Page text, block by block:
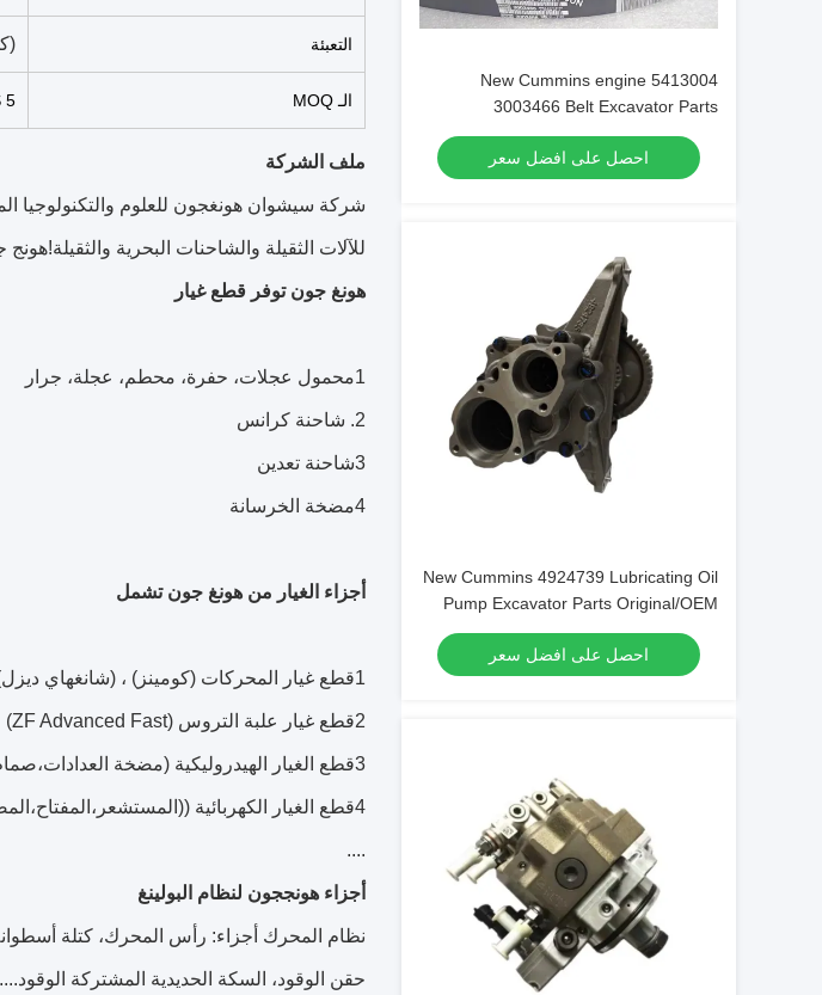
New Cummins engine 5413004
3003466 Belt Excavator Parts
Original/OEM
احصل على افضل سعر
New Cummins 4924739 Lubricating Oil
Pump Excavator Parts Original/OEM
احصل على افضل سعر
التعبئة
الـ MOQ 5 PCS
ملف الشركة
شركة سيشوان هونغجون للعلوم والتكنولوجيا
للآلات الثقيلة والشاحنات البحرية
هونغ جون توفر قطع غيار
1محمول عجلات، حفرة، محطم، عجلة، جرار
2. شاحنة كرانس
3شاحنة تعدين
4مضخة الخرسانة
أجزاء الغيار من هونغ جون تشمل
1قطع غيار المحركات (كومينز) ، (شانغهاي ديزل) ، (كاتربيلر) ، (كوماتسو)
2قطع غيار علبة التروس (ZF Advanced Fast)
3قطع الغيار الهيدروليكية (مضخة العدادات،صمام،أسطوانة،أنبوب)
4قطع الغيار الكهربائية ((المستشعر،المفتاح،المصابيح،لوحة التحكم،المقياس)
....
أجزاء هونججون لنظام البولينغ
نظام المحرك أجزاء: رأس المحرك، كتلة
حقن الوقود، السكة الحديدية المشتركة الوقود....